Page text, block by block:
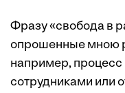
Фразу «свобода в
опрошенные мною
например,
сотрудниками или